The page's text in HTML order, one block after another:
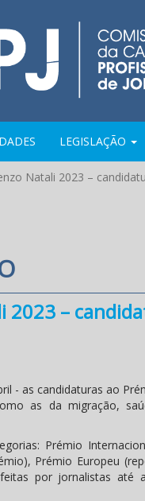
LEGISLAÇÃO
Natali 2023 –
2023 –
- as candidaturas ao
as da migração,
Prémio
Prémio Europeu
feitas por jornalistas